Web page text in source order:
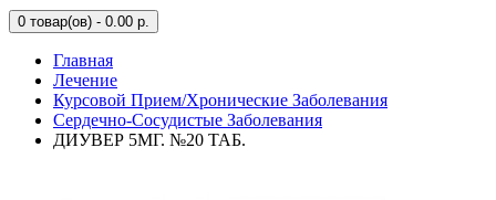
0 товар(ов) - 0.00 р.
Главная
Лечение
Курсовой Прием/Хронические Заболевания
Сердечно-Сосудистые Заболевания
ДИУВЕР 5МГ. №20 ТАБ.